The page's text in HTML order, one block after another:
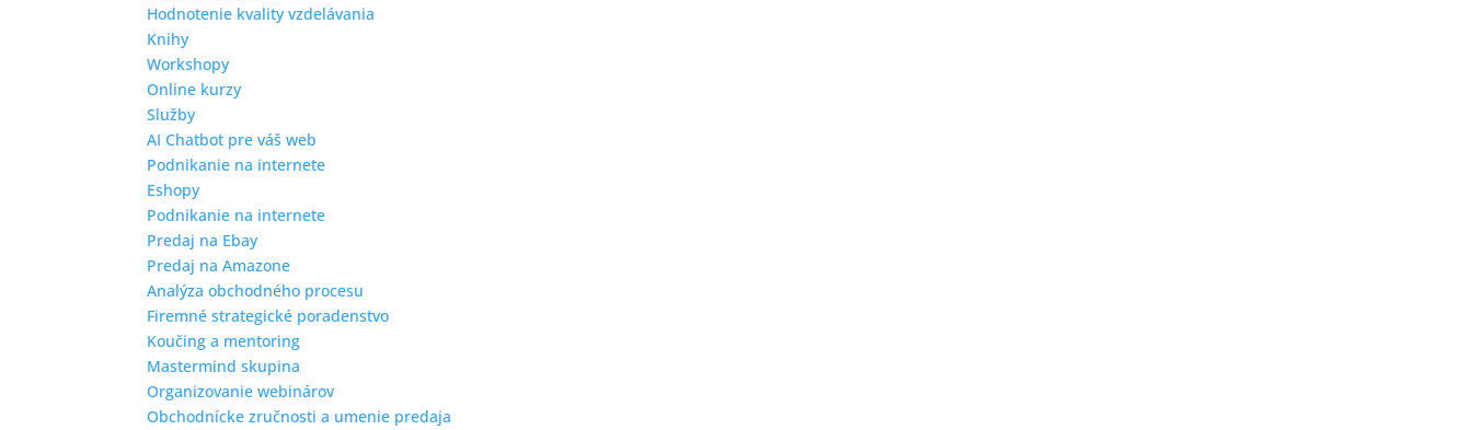
Hodnotenie kvality vzdelávania
Knihy
Workshopy
Online kurzy
Služby
AI Chatbot pre váš web
Podnikanie na internete
Eshopy
Podnikanie na internete
Predaj na Ebay
Predaj na Amazone
Analýza obchodného procesu
Firemné strategické poradenstvo
Koučing a mentoring
Mastermind skupina
Organizovanie webinárov
Obchodnícke zručnosti a umenie predaja